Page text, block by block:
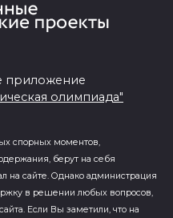
приложение
олимпиада"
спорных моментов,
берут на себя
на сайте. Однако администрация
в решении любых вопросов,
Если Вы заметили, что на